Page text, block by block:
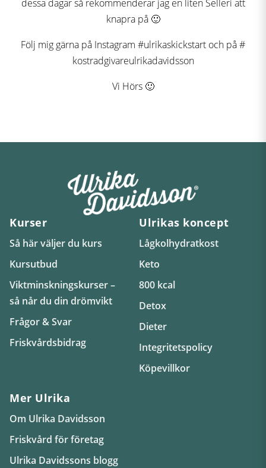
dessa dagar så rekommenderar jag en liten Selleri att
knapra på 🙂
Följ mig gärna på Instagram #ulrikaskickstart och på #
kostradgivareulrikadavidsson
Vi Hörs 🙂
Kurser
Så här väljer du kurs
Kursutbud
Viktminskningskurser –
så når du din drömvikt
Frågor & Svar
Friskvårdsbidrag
Ulrikas koncept
Lågkolhydratkost
Keto
800 kcal
Detox
Dieter
Integritetspolicy
Köpevillkor
Mer Ulrika
Om Ulrika Davidsson
Friskvård för företag
Ulrika Davidssons blogg